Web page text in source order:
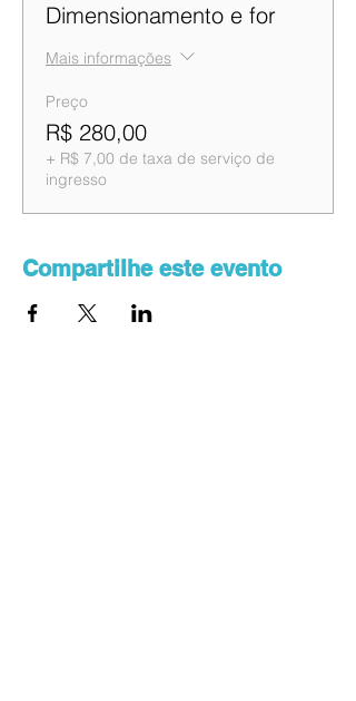
Dimensionamento e for
Mais informações
Preço
R$ 280,00
+ R$ 7,00 de taxa de serviço de
ingresso
Compartilhe este evento